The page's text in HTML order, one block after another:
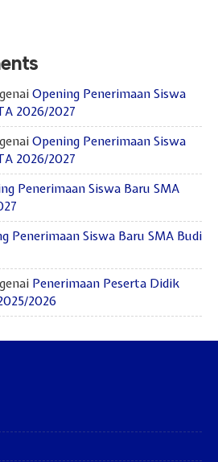
Opening Penerimaan Siswa
2026/2027
Opening Penerimaan Siswa
2026/2027
Penerimaan Siswa Baru SMA
Penerimaan Siswa Baru SMA Budi
Penerimaan Peserta Didik
2026